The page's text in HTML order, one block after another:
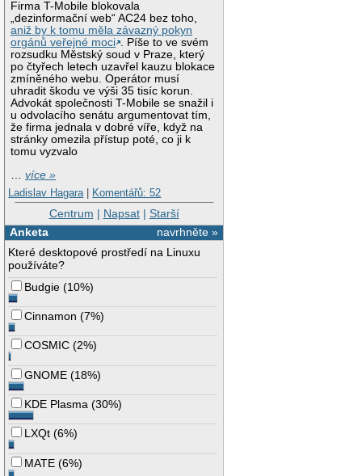
Firma T-Mobile blokovala
„dezinformační web“ AC24 bez toho,
aniž by k tomu měla závazný pokyn
orgánů veřejné moci . Píše to ve svém
rozsudku Městský soud v Praze, který
po čtyřech letech uzavřel kauzu blokace
zmíněného webu. Operátor musí
uhradit škodu ve výši 35 tisíc korun.
Advokát společnosti T-Mobile se snažil i
u odvolacího senátu argumentovat tím,
že firma jednala v dobré víře, když na
stránky omezila přístup poté, co ji k
tomu vyzvalo
…více »
Ladislav Hagara | Komentářů: 52
Centrum | Napsat| Starší
navrhněte »
Anketa
Které desktopové prostředí na Linuxu
používáte?
Budgie (10%)
Cinnamon (7%)
COSMIC (2%)
GNOME (18%)
KDE Plasma (30%)
LXQt (6%)
MATE (6%)